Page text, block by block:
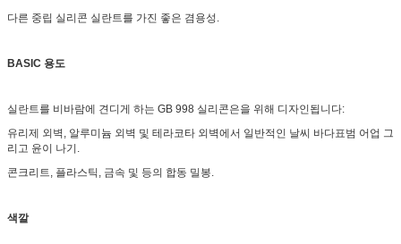
다른 중립 실리콘 실란트를 가진 좋은 겸용성.
BASIC 용도
실란트를 비바람에 견디게 하는 GB 998 실리콘은을 위해 디자인됩니다:
유리제 외벽, 알루미늄 외벽 및 테라코타 외벽에서 일반적인 날씨 바다표범 어업 그
리고 윤이 나기.
콘크리트, 플라스틱, 금속 및 등의 합동 밀봉.
색깔